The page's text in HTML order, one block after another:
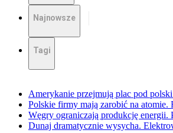
Najnowsze
Tagi
Amerykanie przejmują plac pod
Polskie firmy mają zarobić na
Węgry ograniczają produkcję
Dunaj dramatycznie wysycha.